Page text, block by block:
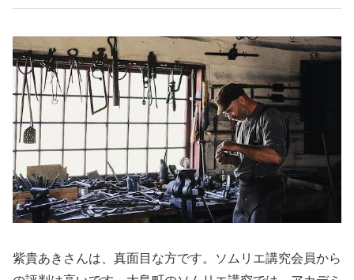
紫貴あきさんは、真面目な方です。ソムリエ講究会員から